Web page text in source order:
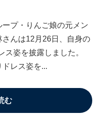
プ・りんご娘の元メン
んは12月26日、自身の
ス姿を披露しました。
ドレス姿を...
む